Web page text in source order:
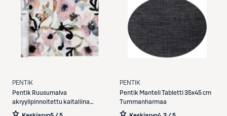
PENTIK
Pentik Ruusumalva
akryylipinnoitettu kaitaliina
45x160 cm vaaleanpunainen
PENTIK
Pentik Manteli Tabletti 35x45 cm
Tummanharmaa